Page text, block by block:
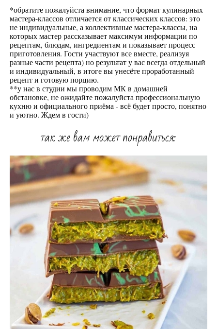
*обратите пожалуйста внимание, что формат кулинарных
мастера-классов отличается от классических классов: это
не индивидуальные, а коллективные мастера-классы, на
которых мастер рассказывает максимум информации по
рецептам, блюдам, ингредиентам и показывает процесс
приготовления. Гости участвуют все вместе, реализуя
разные части рецепта) но результат у вас всегда отдельный
и индивидуальный, в итоге вы унесёте проработанный
рецепт и готовую порцию.
**у нас в студии мы проводим МК в домашней
обстановке, не ожидайте пожалуйста профессиональную
кухню и официального приёма - всё будет просто, понятно
и уютно. Ждем в гости)
так же вам может понравиться: